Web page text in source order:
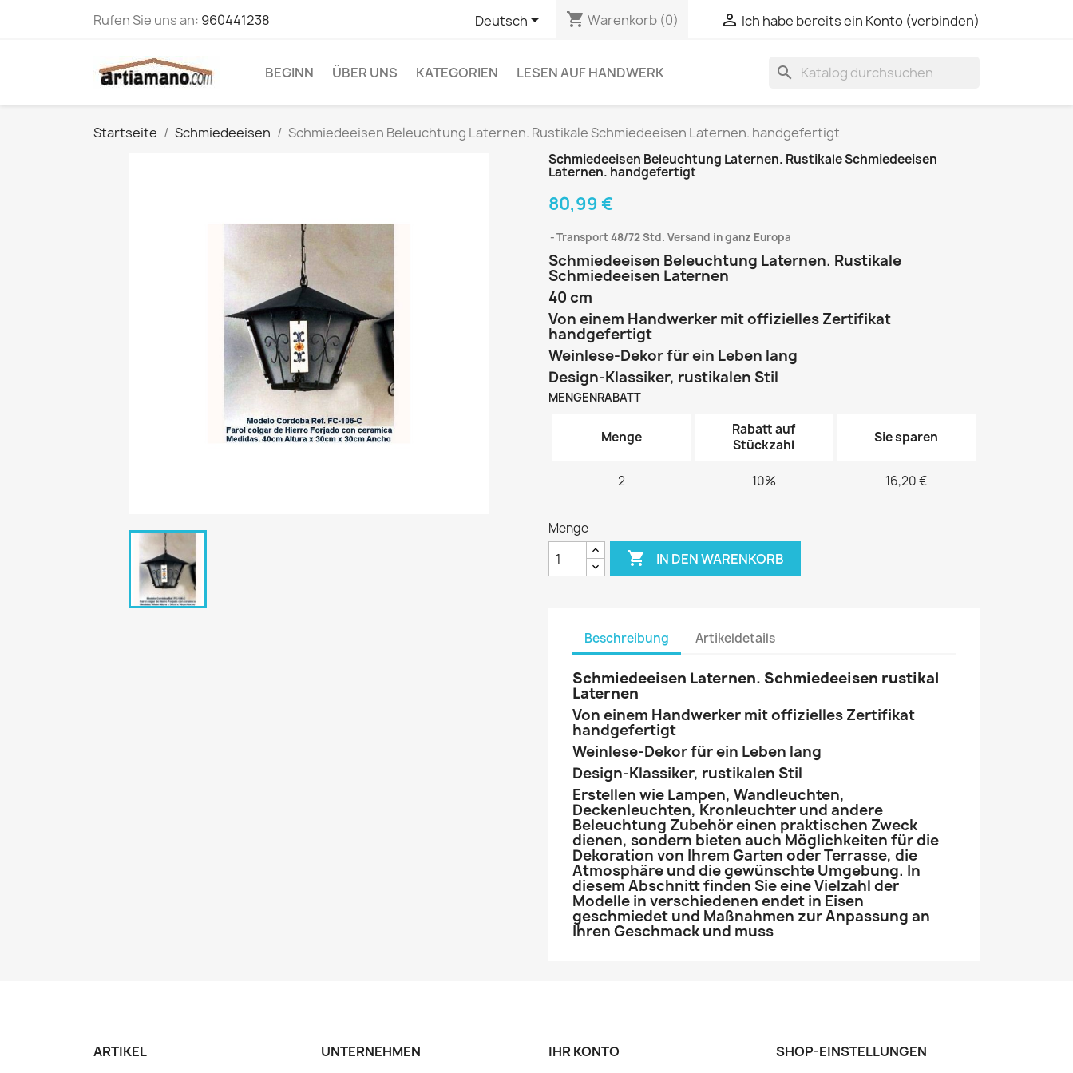
Rufen Sie uns an: 960441238 Deutsch shopping_cart Warenkorb (0)  Ich habe bereits ein Konto (verbinden)
BEGINN ÜBER UNS KATEGORIEN LESEN AUF HANDWERK search
Startseite Schmiedeeisen Schmiedeeisen Beleuchtung Laternen. Rustikale Schmiedeeisen Laternen. handgefertigt
Schmiedeeisen Beleuchtung Laternen. Rustikale Schmiedeeisen
Laternen. handgefertigt
80,99 €
Transport 48/72 Std. Versand in ganz Europa
Schmiedeeisen Beleuchtung Laternen. Rustikale
Schmiedeeisen Laternen
40 cm
Von einem Handwerker mit offizielles Zertifikat
handgefertigt
Weinlese-Dekor für ein Leben lang
Design-Klassiker, rustikalen Stil
MENGENRABATT
Menge
Rabatt auf
Stückzahl
Sie sparen
2 10% 16,20 €
Menge
 IN DEN WARENKORB
Beschreibung Artikeldetails
Schmiedeeisen Laternen. Schmiedeeisen rustikal
Laternen
Von einem Handwerker mit offizielles Zertifikat
handgefertigt
Weinlese-Dekor für ein Leben lang
Design-Klassiker, rustikalen Stil
Erstellen wie Lampen, Wandleuchten,
Deckenleuchten, Kronleuchter und andere
Beleuchtung Zubehör einen praktischen Zweck
dienen, sondern bieten auch Möglichkeiten für die
Dekoration von Ihrem Garten oder Terrasse, die
Atmosphäre und die gewünschte Umgebung. In
diesem Abschnitt finden Sie eine Vielzahl der
Modelle in verschiedenen endet in Eisen
geschmiedet und Maßnahmen zur Anpassung an
Ihren Geschmack und muss
ARTIKEL UNTERNEHMEN IHR KONTO SHOP-EINSTELLUNGEN